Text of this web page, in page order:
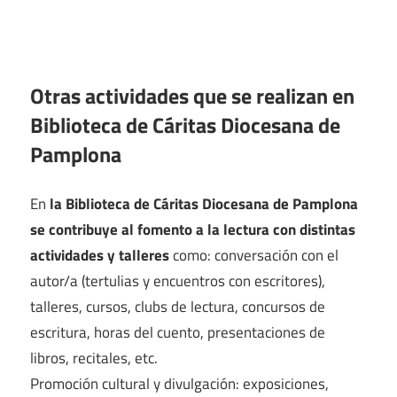
Otras actividades que se realizan en
Biblioteca de Cáritas Diocesana de
Pamplona
En la Biblioteca de Cáritas Diocesana de Pamplona
se contribuye al fomento a la lectura con distintas
actividades y tallerescomo: conversación con el
autor/a (tertulias y encuentros con escritores),
talleres, cursos, clubs de lectura, concursos de
escritura, horas del cuento, presentaciones de
libros, recitales, etc.
Promoción cultural y divulgación: exposiciones,